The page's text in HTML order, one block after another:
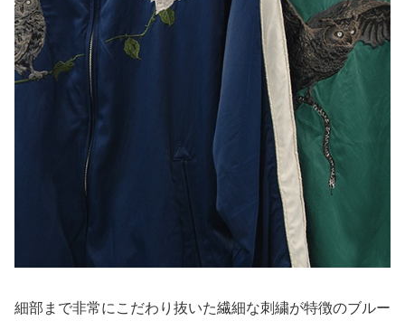
細部まで非常にこだわり抜いた繊細な刺繍が特徴のブルー